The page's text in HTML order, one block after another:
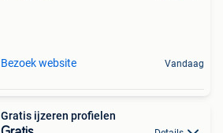
Bezoek website Vandaag
Gratis ijzeren profielen